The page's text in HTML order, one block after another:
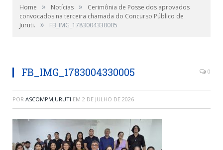
Home » Notícias »
Cerimônia de Posse dos aprovados
convocados na terceira chamada do Concurso Público de
Juruti.
» FB_IMG_1783004330005
FB_IMG_1783004330005 0
POR ASCOMPMJURUTI EM 2 DE JULHO DE 2026